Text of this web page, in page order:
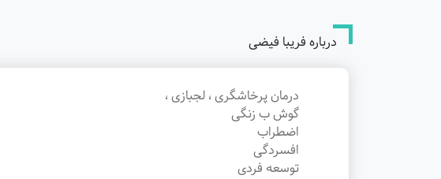
درباره فریبا فیضی
درمان پرخاشگری ، لجبازی ،
گوش ب زنگی
اضطراب
افسردگی
توسعه فردی